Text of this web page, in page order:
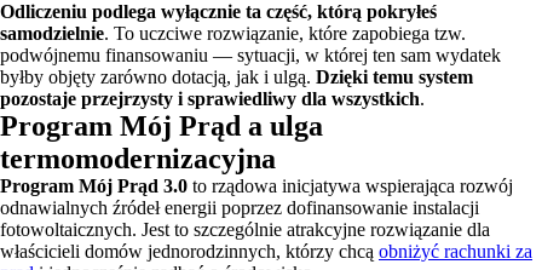
Odliczeniu podlega wyłącznie ta część, którą pokryłeś
samodzielnie. To uczciwe rozwiązanie, które zapobiega tzw.
podwójnemu finansowaniu — sytuacji, w której ten sam wydatek
byłby objęty zarówno dotacją, jak i ulgą. Dzięki temu system
pozostaje przejrzysty i sprawiedliwy dla wszystkich.
Program Mój Prąd a ulga
termomodernizacyjna
Program Mój Prąd 3.0 to rządowa inicjatywa wspierająca rozwój
odnawialnych źródeł energii poprzez dofinansowanie instalacji
fotowoltaicznych. Jest to szczególnie atrakcyjne rozwiązanie dla
właścicieli domów jednorodzinnych, którzy chcą obniżyć rachunki za